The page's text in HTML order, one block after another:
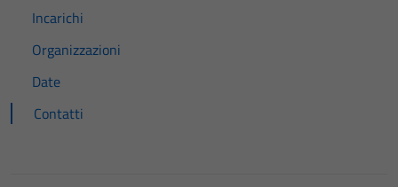
Incarichi
Organizzazioni
Date
Contatti